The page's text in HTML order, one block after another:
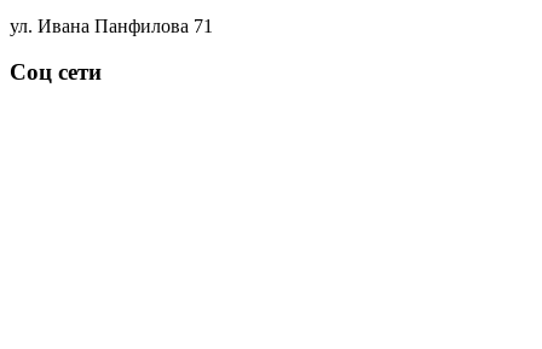
ул. Ивана Панфилова 71
Соц сети